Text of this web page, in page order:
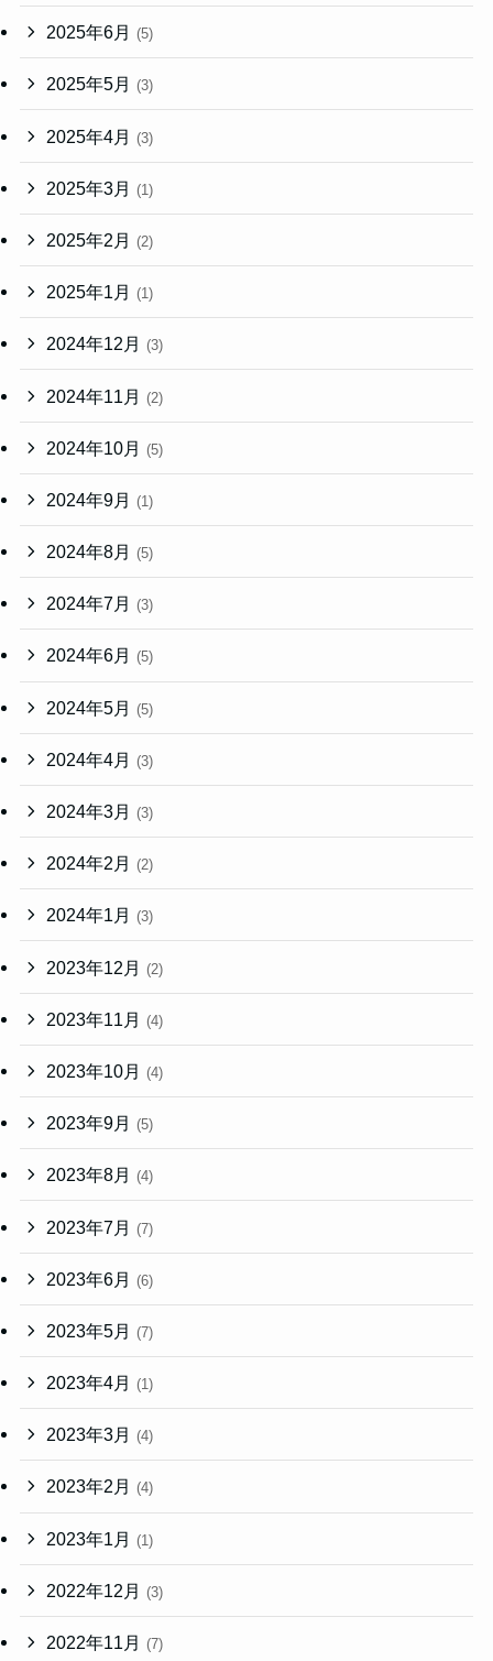
2025年6月 (5)
2025年5月 (3)
2025年4月 (3)
2025年3月 (1)
2025年2月 (2)
2025年1月 (1)
2024年12月 (3)
2024年11月 (2)
2024年10月 (5)
2024年9月 (1)
2024年8月 (5)
2024年7月 (3)
2024年6月 (5)
2024年5月 (5)
2024年4月 (3)
2024年3月 (3)
2024年2月 (2)
2024年1月 (3)
2023年12月 (2)
2023年11月 (4)
2023年10月 (4)
2023年9月 (5)
2023年8月 (4)
2023年7月 (7)
2023年6月 (6)
2023年5月 (7)
2023年4月 (1)
2023年3月 (4)
2023年2月 (4)
2023年1月 (1)
2022年12月 (3)
2022年11月 (7)